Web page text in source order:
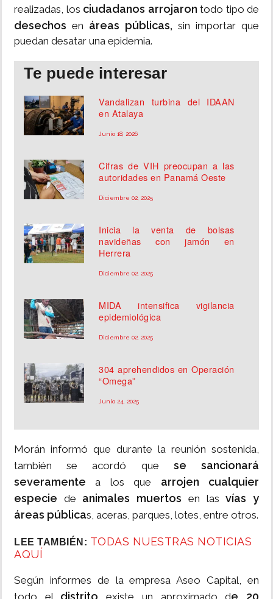
realizadas, los ciudadanos arrojaron todo tipo de
desechos en áreas públicas, sin importar que
puedan desatar una epidemia.
Te puede interesar
Vandalizan turbina del IDAAN
en Atalaya
Junio 18, 2026
Cifras de VIH preocupan a las
autoridades en Panamá Oeste
Diciembre 02, 2025
Inicia la venta de bolsas
navideñas con jamón en
Herrera
Diciembre 02, 2025
MIDA intensifica vigilancia
epidemiológica
Diciembre 02, 2025
304 aprehendidos en Operación
“Omega”
Junio 24, 2025
Morán informó que durante la reunión sostenida,
también se acordó que se sancionará
severamente a los que arrojen cualquier
especie de animales muertos en lasvías y
áreas públicas, aceras, parques, lotes, entre otros.
LEE TAMBIÉN: TODAS NUESTRAS NOTICIAS
AQUÍ
Según informes de la empresa Aseo Capital, en
distrito e 20